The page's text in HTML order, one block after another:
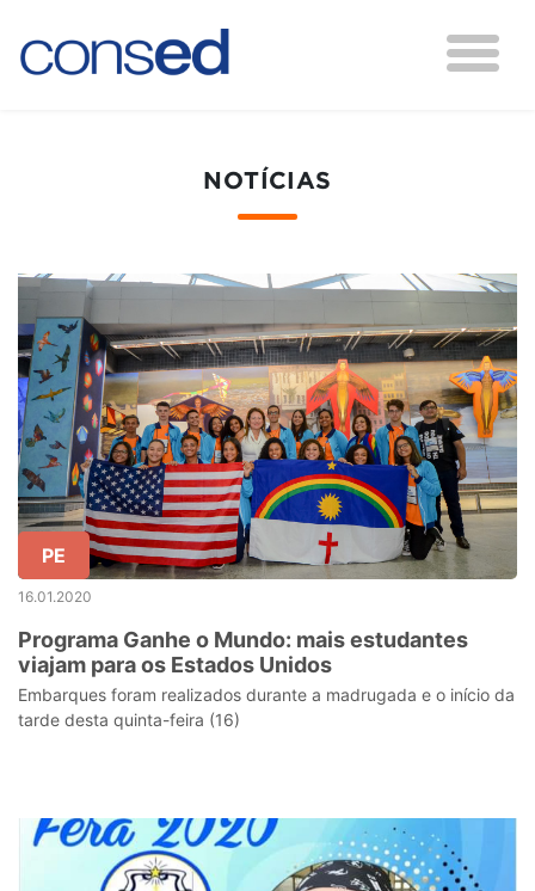
NOTÍCIAS
PE
16.01.2020
Programa Ganhe o Mundo: mais estudantes
viajam para os Estados Unidos
Embarques foram realizados durante a madrugada e o início da
tarde desta quinta-feira (16)